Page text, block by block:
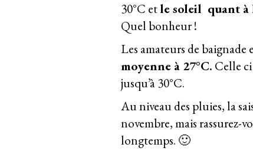
30°C etle soleil quant à
Quel bonheur !
Les amateurs de baignade
moyenne à 27°C. Celle
jusqu’à 30°C.
Au niveau des pluies, la
novembre, mais rassurez-
longtemps. 🙂